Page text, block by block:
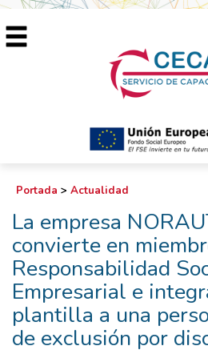
Portada > Actualidad
La empresa
convierte en
Responsabilidad
Empresarial e
plantilla a una
de exclusión por